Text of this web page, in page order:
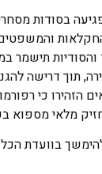
בסודות
תישמר
תוך דרישה
הזהירו כי
מלאי מספוא
בוועדת